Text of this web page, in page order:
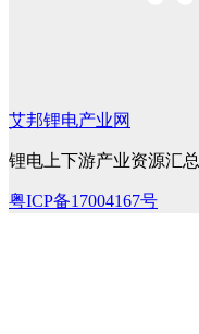
艾邦锂电产业网
锂电上下游产业资源汇总
粤ICP备17004167号